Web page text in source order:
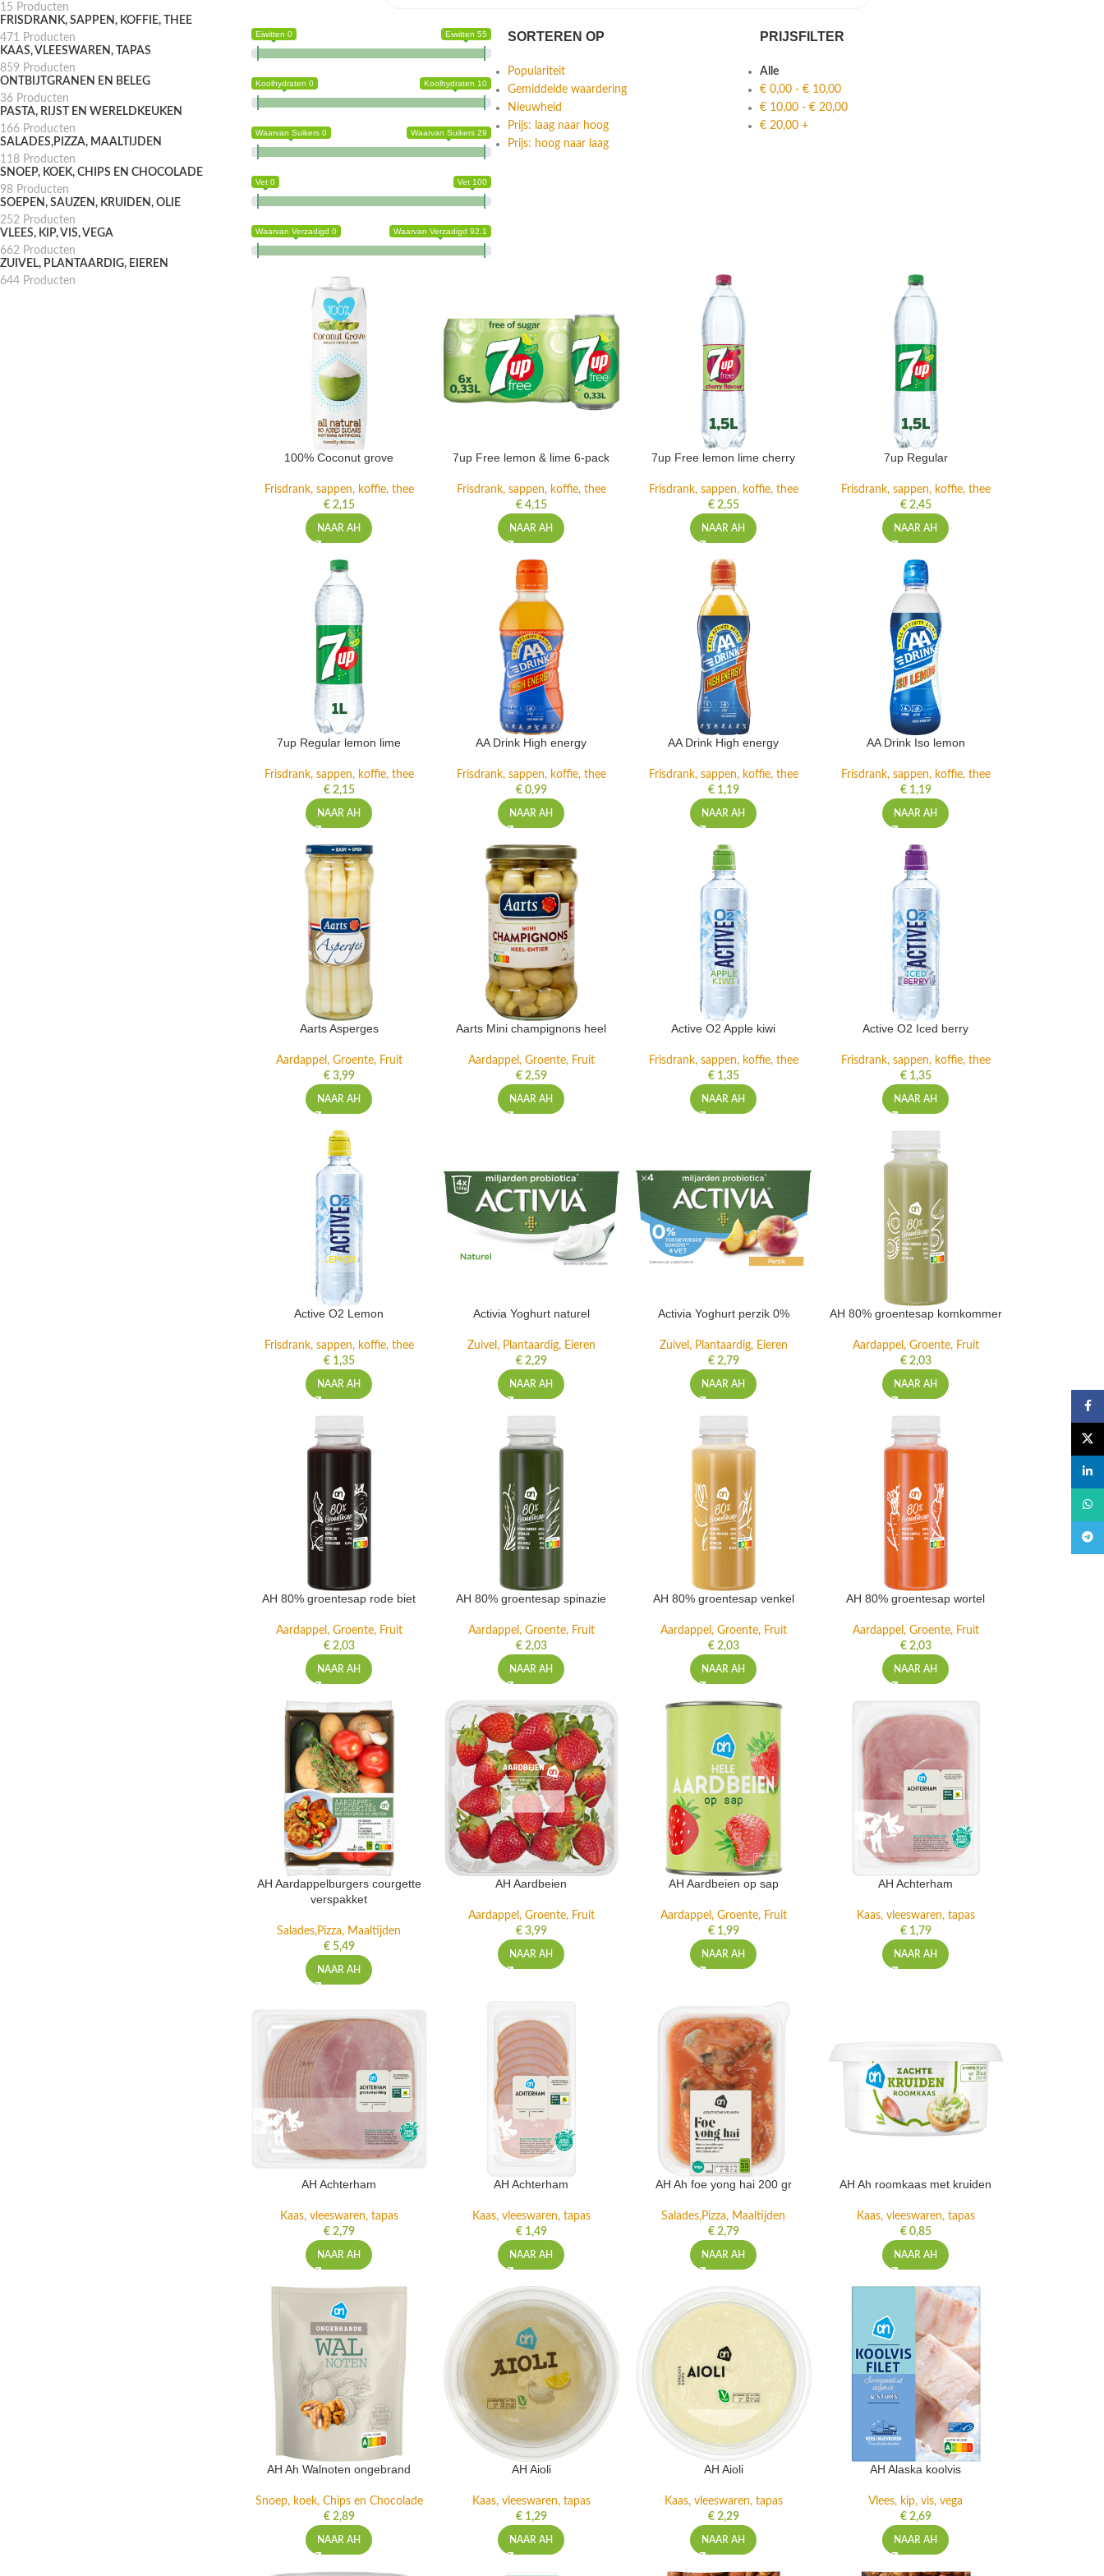
15 Producten
FRISDRANK, SAPPEN, KOFFIE, THEE
471 Producten
KAAS, VLEESWAREN, TAPAS
859 Producten
ONTBIJTGRANEN EN BELEG
36 Producten
PASTA, RIJST EN WERELDKEUKEN
166 Producten
SALADES,PIZZA, MAALTIJDEN
118 Producten
SNOEP, KOEK, CHIPS EN CHOCOLADE
98 Producten
SOEPEN, SAUZEN, KRUIDEN, OLIE
252 Producten
VLEES, KIP, VIS, VEGA
662 Producten
ZUIVEL, PLANTAARDIG, EIEREN
644 Producten
Eiwitten 0 Eiwitten 55
Koolhydraten 0 Koolhydraten 10
Waarvan Suikers 0 Waarvan Suikers 29
Vet 0 Vet 100
Waarvan Verzadigd 0 Waarvan Verzadigd 92.1
SORTEREN OP
Populariteit
Gemiddelde waardering
Nieuwheid
Prijs: laag naar hoog
Prijs: hoog naar laag
PRIJSFILTER
Alle
€0,00- €10,00
€10,00- €20,00
€20,00+
100% Coconut grove
Frisdrank, sappen, koffie, thee
€2,15
NAAR AH
7up Free lemon & lime 6-pack
Frisdrank, sappen, koffie, thee
€4,15
NAAR AH
7up Free lemon lime cherry
Frisdrank, sappen, koffie, thee
€2,55
NAAR AH
7up Regular
Frisdrank, sappen, koffie, thee
€2,45
NAAR AH
7up Regular lemon lime
Frisdrank, sappen, koffie, thee
€2,15
NAAR AH
AA Drink High energy
Frisdrank, sappen, koffie, thee
€0,99
NAAR AH
AA Drink High energy
Frisdrank, sappen, koffie, thee
€1,19
NAAR AH
AA Drink Iso lemon
Frisdrank, sappen, koffie, thee
€1,19
NAAR AH
Aarts Asperges
Aardappel, Groente, Fruit
€3,99
NAAR AH
Aarts Mini champignons heel
Aardappel, Groente, Fruit
€2,59
NAAR AH
Active O2 Apple kiwi
Frisdrank, sappen, koffie, thee
€1,35
NAAR AH
Active O2 Iced berry
Frisdrank, sappen, koffie, thee
€1,35
NAAR AH
Active O2 Lemon
Frisdrank, sappen, koffie, thee
€1,35
NAAR AH
Activia Yoghurt naturel
Zuivel, Plantaardig, Eieren
€2,29
NAAR AH
Activia Yoghurt perzik 0%
Zuivel, Plantaardig, Eieren
€2,79
NAAR AH
AH 80% groentesap komkommer
Aardappel, Groente, Fruit
€2,03
NAAR AH
AH 80% groentesap rode biet
Aardappel, Groente, Fruit
€2,03
NAAR AH
AH 80% groentesap spinazie
Aardappel, Groente, Fruit
€2,03
NAAR AH
AH 80% groentesap venkel
Aardappel, Groente, Fruit
€2,03
NAAR AH
AH 80% groentesap wortel
Aardappel, Groente, Fruit
€2,03
NAAR AH
AH Aardappelburgers courgette
verspakket
Salades,Pizza, Maaltijden
€5,49
NAAR AH
AH Aardbeien
Aardappel, Groente, Fruit
€3,99
NAAR AH
AH Aardbeien op sap
Aardappel, Groente, Fruit
€1,99
NAAR AH
AH Achterham
Kaas, vleeswaren, tapas
€1,79
NAAR AH
AH Achterham
Kaas, vleeswaren, tapas
€2,79
NAAR AH
AH Achterham
Kaas, vleeswaren, tapas
€1,49
NAAR AH
AH Ah foe yong hai 200 gr
Salades,Pizza, Maaltijden
€2,79
NAAR AH
AH Ah roomkaas met kruiden
Kaas, vleeswaren, tapas
€0,85
NAAR AH
AH Ah Walnoten ongebrand
Snoep, koek, Chips en Chocolade
€2,89
NAAR AH
AH Aioli
Kaas, vleeswaren, tapas
€1,29
NAAR AH
AH Aioli
Kaas, vleeswaren, tapas
€2,29
NAAR AH
AH Alaska koolvis
Vlees, kip, vis, vega
€2,69
NAAR AH